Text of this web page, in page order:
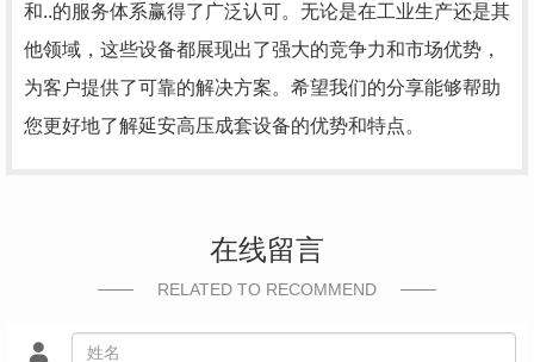
和..的服务体系赢得了广泛认可。无论是在工业生产还是其
他领域，这些设备都展现出了强大的竞争力和市场优势，
为客户提供了可靠的解决方案。希望我们的分享能够帮助
您更好地了解延安高压成套设备的优势和特点。
在线留言
RELATED TO RECOMMEND